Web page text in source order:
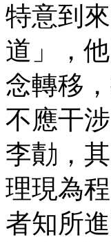
特意到
道」，
念轉移
不應干
李勣，
理現為
者知所